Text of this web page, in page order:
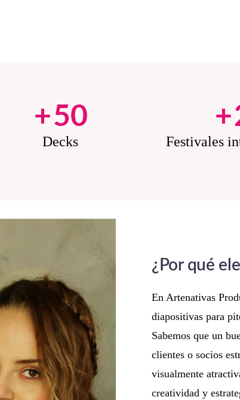
+50
Decks
+
Festivales
¿Por qué
En Artenativas
diapositivas para
Sabemos que un
clientes o socios
visualmente
creatividad y